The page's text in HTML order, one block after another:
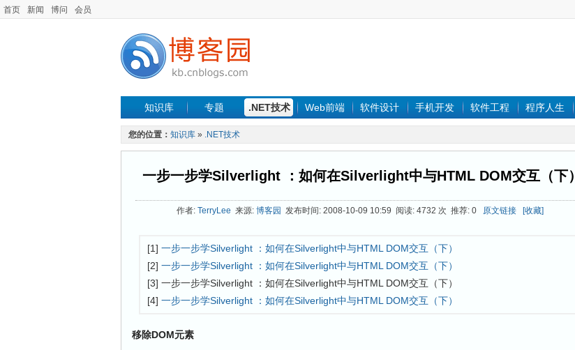
首页 新闻 博问 会员
知识库 专题 .NET技术 Web前端 软件设计 手机开发 软件工程 程序人生
您的位置： 知识库 » .NET技术
一步一步学Silverlight ：如何在Silverlight中与HTML DOM交互（下）
作者: TerryLee 来源: 博客园 发布时间: 2008-10-09 10:59 阅读: 4732 次 推荐: 0 原文链接 [收藏]
[1] 一步一步学Silverlight ：如何在Silverlight中与HTML DOM交互（下）
[2] 一步一步学Silverlight ：如何在Silverlight中与HTML DOM交互（下）
[3] 一步一步学Silverlight ：如何在Silverlight中与HTML DOM交互（下）
[4] 一步一步学Silverlight ：如何在Silverlight中与HTML DOM交互（下）
移除DOM元素